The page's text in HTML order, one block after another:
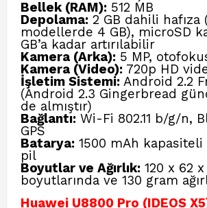
Bellek (RAM): 512 MB
Depolama: 2 GB dahili hafıza
modellerde 4 GB), microSD
GB’a kadar artırılabilir
Kamera (Arka): 5 MP,
Kamera (Video): 720p HD
İşletim Sistemi: Android 2.2
(Android 2.3 Gingerbread
de almıştır)
Bağlantı: Wi-Fi 802.11 b/g/n,
GPS
Batarya: 1500 mAh kapasiteli
pil
Boyutlar ve Ağırlık: 120 x 62 x
boyutlarında ve 130 gram
Huawei U8800 Pro (IDEOS